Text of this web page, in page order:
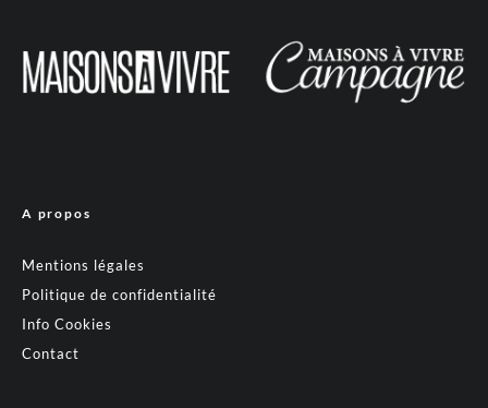
A propos
Mentions légales
Politique de confidentialité
Info Cookies
Contact